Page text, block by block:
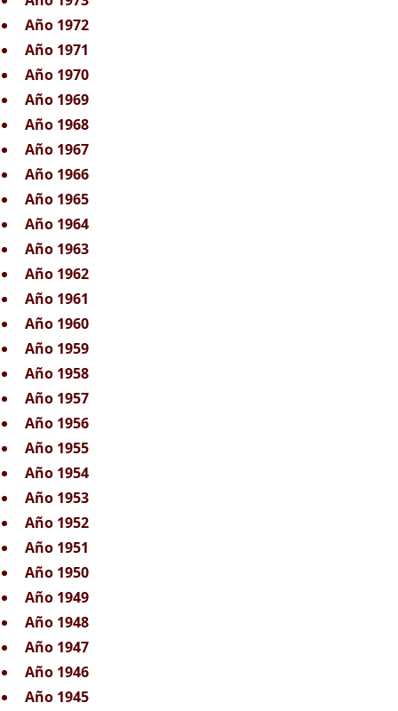
Año 1972
Año 1971
Año 1970
Año 1969
Año 1968
Año 1967
Año 1966
Año 1965
Año 1964
Año 1963
Año 1962
Año 1961
Año 1960
Año 1959
Año 1958
Año 1957
Año 1956
Año 1955
Año 1954
Año 1953
Año 1952
Año 1951
Año 1950
Año 1949
Año 1948
Año 1947
Año 1946
Año 1945